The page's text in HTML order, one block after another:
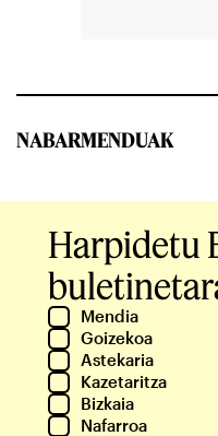
NABARMENDUAK
Harpidetu
Mendia
Goizekoa
Astekaria
Kazetaritza
Bizkaia
Nafarroa